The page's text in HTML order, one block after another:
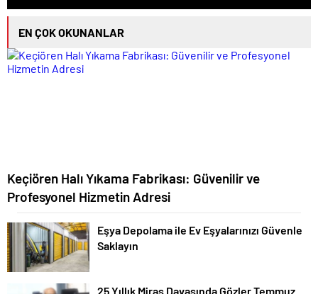
EN ÇOK OKUNANLAR
Keçiören Halı Yıkama Fabrikası: Güvenilir ve
Profesyonel Hizmetin Adresi
Eşya Depolama ile Ev Eşyalarınızı Güvenle
Saklayın
25 Yıllık Miras Davasında Gözler Temmuz